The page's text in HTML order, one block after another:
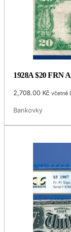
1928A $20 FRN
2,708.00 Kč včetně
Bankovky